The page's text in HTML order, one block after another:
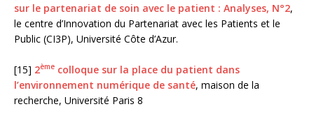
sur le partenariat de soin avec le patient : Analyses, N°2,
le centre d’Innovation du Partenariat avec les Patients et le
Public (CI3P), Université Côte d’Azur.
[15] 2ème colloque sur la place du patient dans
l’environnement numérique de santé, maison de la
recherche, Université Paris 8